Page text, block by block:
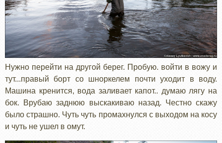
Нужно перейти на другой берег. Пробую. войти в вожу и
тут...правый борт со шноркелем почти уходит в воду.
Машина кренится, вода заливает капот.. думаю лягу на
бок. Врубаю заднюю выскакиваю назад. Честно скажу
было страшно. Чуть чуть промахнулся с выходом на косу
и чуть не ушел в омут.